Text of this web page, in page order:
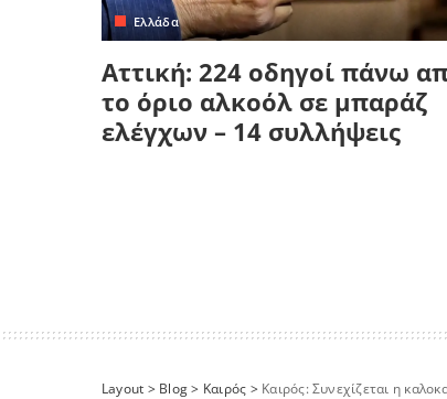
Ελλάδα
Αττική: 224 οδηγοί πάνω
το όριο αλκοόλ σε μπαράζ
ελέγχων – 14 συλλήψεις
Layout > Blog> Καιρός > Καιρός: Συνεχίζεται η